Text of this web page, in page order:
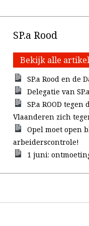
SP.a Rood
Bekijk alle
SP.a Rood en de
Delegatie van
SP.a ROOD
Vlaanderen zich
Opel moet open
arbeiderscontrole!
1 juni: